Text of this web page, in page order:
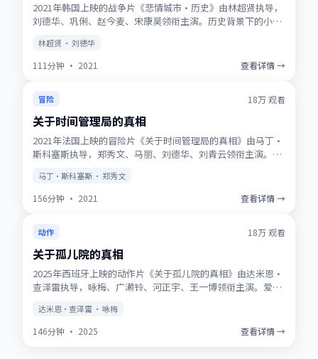
2021年韩国上映的战争片《悲情城市·历史》由林超贤执导，
刘德华、巩俐、赵今麦、宋康昊领衔主演。历史背景下的小人
新，支持多终端流畅播放。
林超贤 · 刘德华
111分钟 · 2021 查看详情 →
NEW ★9.5
冒险 18万观看
关于时间管理局的真相
2021年法国上映的冒险片《关于时间管理局的真相》由马丁·
斯科塞斯执导，郑秀文、马丽、刘德华、刘青云领衔主演。动
节与人物刻画的观众收藏观看。
马丁·斯科塞斯 · 郑秀文
156分钟 · 2021 查看详情 →
趋势 ★8.8
动作 18万观看
关于孤儿院的真相
2025年西班牙上映的动作片《关于孤儿院的真相》由达米恩·
查泽雷执导，咏梅、广濑铃、河正宇、王一博领衔主演。爱情
蛋值得留意，与世界观其他作品存在联动。
达米恩·查泽雷 · 咏梅
146分钟 · 2025 查看详情 →